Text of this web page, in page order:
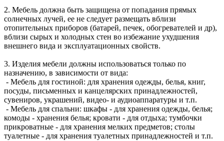
2. Мебель должна быть защищена от попадания прямых
солнечных лучей, ее не следует размещать вблизи
отопительных приборов (батарей, печек, обогревателей и др),
вблизи сырых и холодных стен во избежание ухудшения
внешнего вида и эксплуатационных свойств.
3. Изделия мебели должны использоваться только по
назначению, в зависимости от вида:
- Мебель для гостиной: для хранения одежды, белья, книг,
посуды, письменных и канцелярских принадлежностей,
сувениров, украшений, видео- и аудиоаппаратуры и т.п.
- Мебель для спальни: шкафы - для хранения одежды, белья;
комоды - хранения белья; кровати - для отдыха; тумбочки
прикроватные - для хранения мелких предметов; столы
туалетные - для хранения туалетных принадлежностей и т.п.